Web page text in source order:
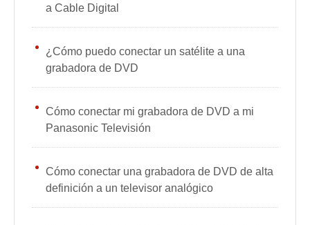
a Cable Digital
¿Cómo puedo conectar un satélite a una
grabadora de DVD
Cómo conectar mi grabadora de DVD a mi
Panasonic Televisión
Cómo conectar una grabadora de DVD de alta
definición a un televisor analógico